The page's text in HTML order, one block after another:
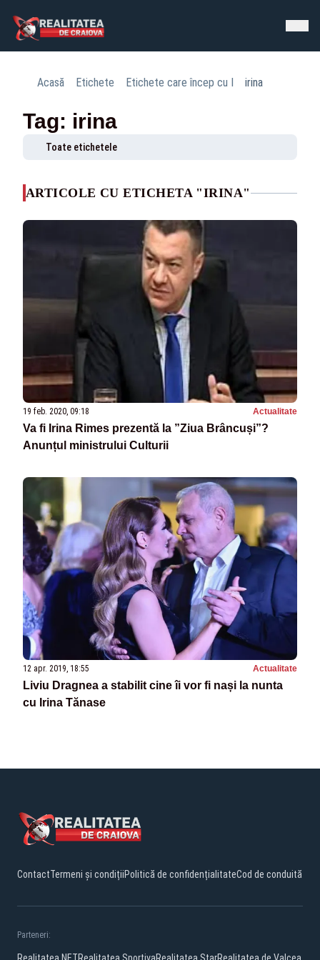
Acasă Etichete Etichete care încep cu I irina
Tag: irina
Toate etichetele
ARTICOLE CU ETICHETA "IRINA"
19 feb. 2020, 09:18 Actualitate
Va fi Irina Rimes prezentă la ”Ziua Brâncuși”?
Anunțul ministrului Culturii
12 apr. 2019, 18:55 Actualitate
Liviu Dragnea a stabilit cine îi vor fi nași la nunta
cu Irina Tănase
ContactTermeni și condițiiPolitică de confidențialitateCod de conduită
Parteneri: